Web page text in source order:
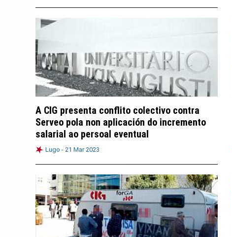
A CIG presenta conflito colectivo contra
Serveo pola non aplicación do incremento
salarial ao persoal eventual
Lugo - 21 Mar 2023